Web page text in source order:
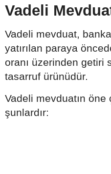
Vadeli
Vadeli mevduat,
yatırılan paraya
oranı üzerinden getiri
tasarruf ürünüdür.
Vadeli mevduatın öne
şunlardır: